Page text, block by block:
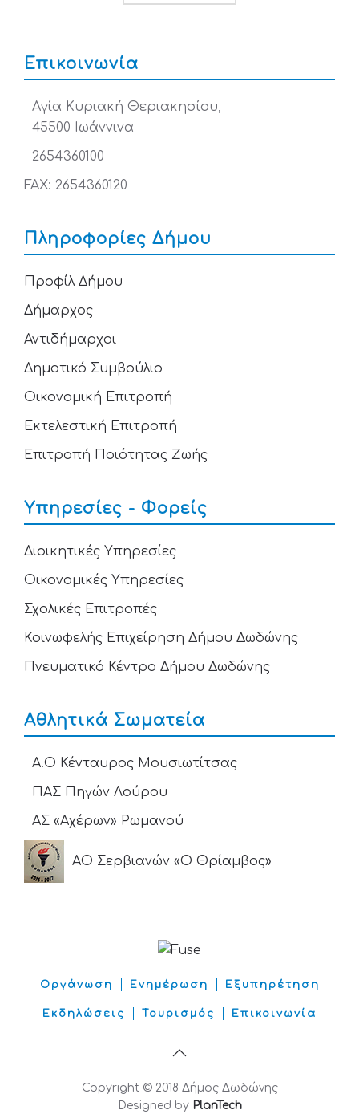
Επικοινωνία
Αγία Κυριακή Θεριακησίου,
45500 Ιωάννινα
2654360100
FAX: 2654360120
Πληροφορίες Δήμου
Προφίλ Δήμου
Δήμαρχος
Αντιδήμαρχοι
Δημοτικό Συμβούλιο
Οικονομική Επιτροπή
Εκτελεστική Επιτροπή
Επιτροπή Ποιότητας Ζωής
Υπηρεσίες - Φορείς
Διοικητικές Υπηρεσίες
Οικονομικές Υπηρεσίες
Σχολικές Επιτροπές
Κοινωφελής Επιχείρηση Δήμου Δωδώνης
Πνευματικό Κέντρο Δήμου Δωδώνης
Αθλητικά Σωματεία
Α.Ο Κένταυρος Μουσιωτίτσας
ΠΑΣ Πηγών Λούρου
ΑΣ «Αχέρων» Ρωμανού
ΑΟ Σερβιανών «Ο Θρίαμβος»
Οργάνωση Ενημέρωση Εξυπηρέτηση
Εκδηλώσεις Τουρισμός Επικοινωνία
Copyright © 2018 Δήμος Δωδώνης
Designed by PlanTech